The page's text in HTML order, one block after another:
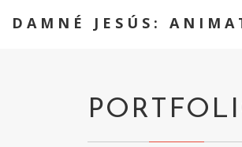
DAMNÉ JESÚS: